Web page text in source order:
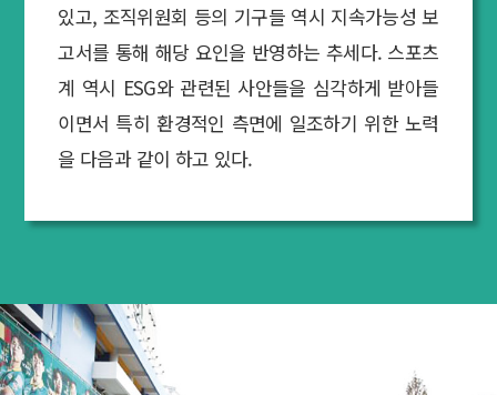
있고, 조직위원회 등의 기구들 역시 지속가능성 보
고서를 통해 해당 요인을 반영하는 추세다. 스포츠
계 역시 ESG와 관련된 사안들을 심각하게 받아들
이면서 특히 환경적인 측면에 일조하기 위한 노력
을 다음과 같이 하고 있다.